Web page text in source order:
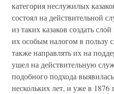
категория неслужилых
состоял на действительной
из таких казаков создать
их особым налогом в пользу
также направлять их на
ушел на действительную
подобного подхода
нескольких лет, и уже в 1876